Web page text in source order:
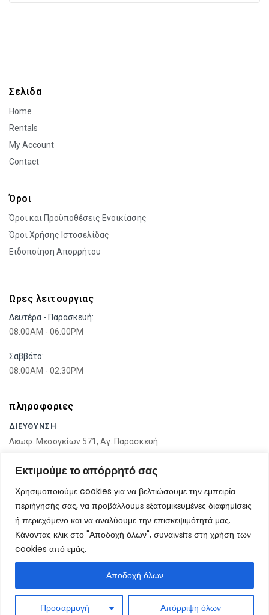
Εκτιμούμε το απόρρητό σας
Χρησιμοποιούμε cookies για να βελτιώσουμε την εμπειρία
περιήγησής σας, να προβάλλουμε εξατομικευμένες διαφημίσεις
ή περιεχόμενο και να αναλύουμε την επισκεψιμότητά μας.
Κάνοντας κλικ στο "Αποδοχή όλων", συναινείτε στη χρήση των
cookies από εμάς.
Προσαρμογή Απόρριψη όλων
Αποδοχή όλων
Σελιδα
Home
Rentals
My Account
Contact
Όροι
Όροι και Προϋποθέσεις Ενοικίασης
Όροι Χρήσης Ιστοσελίδας
Ειδοποίηση Απορρήτου
Ωρες λειτουργιας
Δευτέρα - Παρασκευή:
08:00AM - 06:00PM
Σαββάτο:
08:00AM - 02:30PM
πληροφοριες
ΔΙΕΥΘΥΝΣΗ
Λεωφ. Μεσογείων 571, Αγ. Παρασκευή
ΤΗΛΕΦΩΝΟ
210-601-4142
EMAIL
info@kalogritsas.gr
Copyright ©2026 Kalogritsas. All Rights Reserved
Design and Development by Devseg